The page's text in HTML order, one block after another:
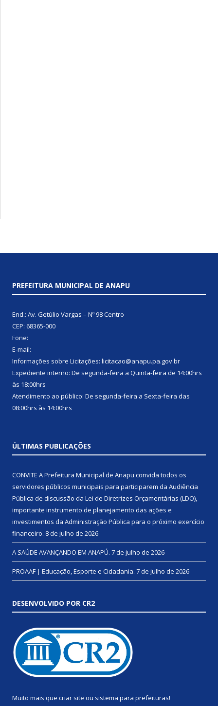
PREFEITURA MUNICIPAL DE ANAPU
End.: Av. Getúlio Vargas – Nº 98 Centro
CEP: 68365-000
Fone:
E-mail:
Informações sobre Licitações: licitacao@anapu.pa.gov.br
Expediente interno: De segunda-feira a Quinta-feira de 14:00hrs
às 18:00hrs
Atendimento ao público: De segunda-feira a Sexta-feira das
08:00hrs às 14:00hrs
ÚLTIMAS PUBLICAÇÕES
CONVITE A Prefeitura Municipal de Anapu convida todos os
servidores públicos municipais para participarem da Audiência
Pública de discussão da Lei de Diretrizes Orçamentárias (LDO),
importante instrumento de planejamento das ações e
investimentos da Administração Pública para o próximo exercício
financeiro. 8 de julho de 2026
A SAÚDE AVANÇANDO EM ANAPÚ. 7 de julho de 2026
PROAAF | Educação, Esporte e Cidadania. 7 de julho de 2026
DESENVOLVIDO POR CR2
Muito mais que criar site ou sistema para prefeituras!